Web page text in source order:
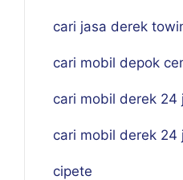
cari jasa derek
cari mobil depok
cari mobil derek 24
cari mobil derek 24
cipete